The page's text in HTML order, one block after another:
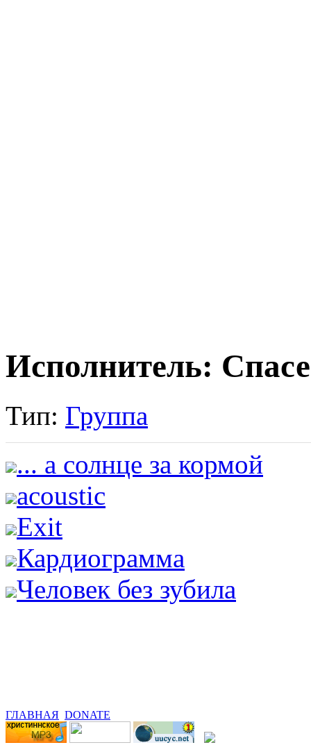
Исполнитель:
Тип: Группа
... а солнце за кормой
acoustic
Exit
Кардиограмма
Человек без зубила
ГЛАВНАЯ DONATE